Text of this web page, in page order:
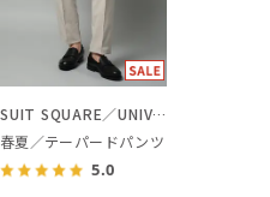
SUIT SQUARE／UNIVERSAL LANGUAGE
春夏／テーパードパンツ
5.0